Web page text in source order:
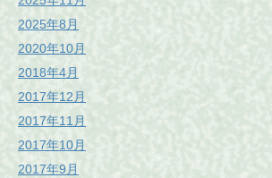
2025年8月
2020年10月
2018年4月
2017年12月
2017年11月
2017年10月
2017年9月